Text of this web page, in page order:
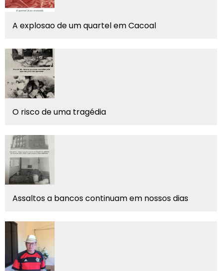
A explosao de um quartel em Cacoal
O risco de uma tragédia
Assaltos a bancos continuam em nossos dias